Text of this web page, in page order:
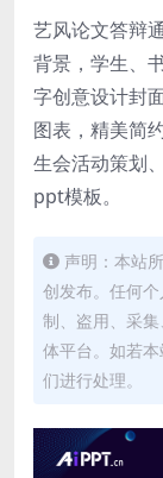
艺风论文答辩
背景，学生、
字创意设计封
图表，精美简
生会活动策划
ppt模板。
声明：本站
创发布。任何
制、盗用、采
体平台。如若
们进行处理。